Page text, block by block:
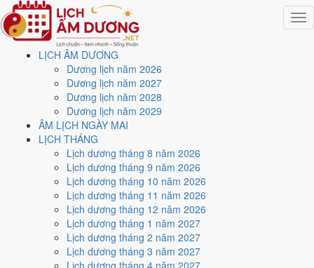
LỊCH ÂM DƯƠNG
Dương lịch năm 2026
Dương lịch năm 2027
Dương lịch năm 2028
Dương lịch năm 2029
ÂM LỊCH NGÀY MAI
LỊCH THÁNG
Lịch dương tháng 8 năm 2026
Lịch dương tháng 9 năm 2026
Lịch dương tháng 10 năm 2026
Lịch dương tháng 11 năm 2026
Lịch dương tháng 12 năm 2026
Lịch dương tháng 1 năm 2027
Lịch dương tháng 2 năm 2027
Lịch dương tháng 3 năm 2027
Lịch dương tháng 4 năm 2027
Trang chủ
Lịch năm 2026
Tháng 10/2026
Ngày 25/10/2026 (Nhâm Thân)
Xem ngày25/10/2026
dương lịch - Ngày 16/9 âm
lịch (Nhâm Thân) tốt hay
Ngày 25/10/2026 dương lịch (Chủ Nhật) là ngày 16/9/2026 âm lịch